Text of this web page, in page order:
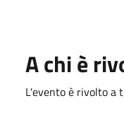
A chi è
L'evento è rivolto a